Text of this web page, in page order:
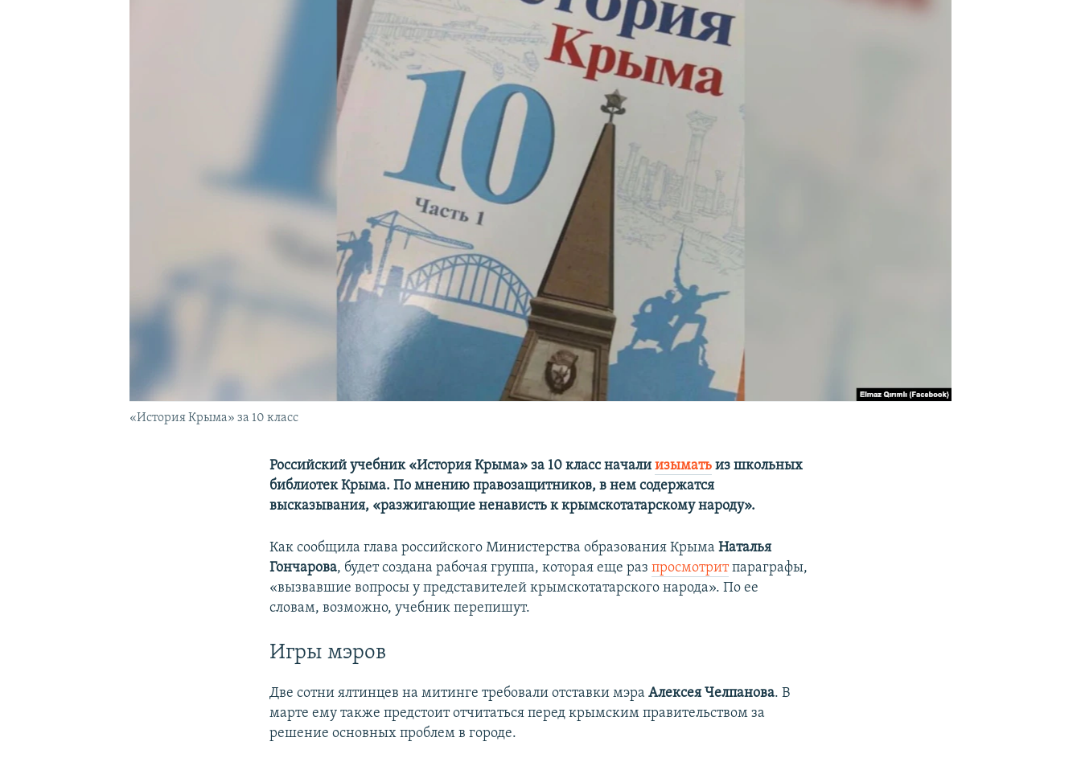
«История Крыма» за 10 класс
Российский учебник «История Крыма» за 10 класс началиизымать из школьных
библиотек Крыма. По мнению правозащитников, в нем содержатся
высказывания, «разжигающие ненависть к крымскотатарскому народу».
Как сообщила глава российского Министерства образования КрымаНаталья
Гончарова, будет создана рабочая группа, которая еще разпросмотритпараграфы,
«вызвавшие вопросы у представителей крымскотатарского народа». По ее
словам, возможно, учебник перепишут.
Игры мэров
Две сотни ялтинцев на митинге требовали отставки мэраАлексея Челпанова. В
марте ему также предстоит отчитаться перед крымским правительством за
решение основных проблем в городе.